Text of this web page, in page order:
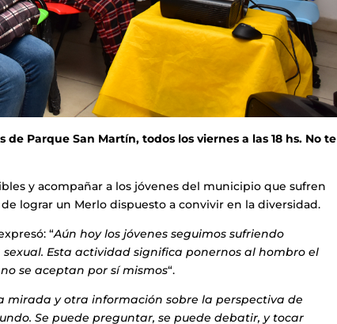
Parque San Martín, todos los viernes a las 18 hs. No te
y acompañar a los jóvenes del municipio que sufren
lograr un Merlo dispuesto a convivir en la diversidad.
“Aún hoy los jóvenes seguimos sufriendo
Esta actividad significa ponernos al hombro el
se aceptan por sí mismos“.
mirada y otra información sobre la perspectiva de
Se puede preguntar, se puede debatir, y tocar